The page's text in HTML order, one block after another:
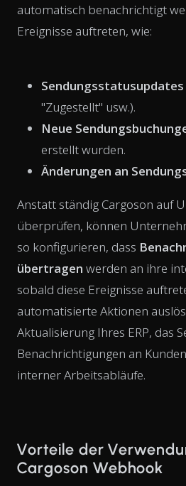
automatisch benachrichtigt
Ereignisse auftreten, wie:
Sendungsstatusupdates
"Zugestellt" usw.).
Neue
erstellt wurden.
Änderungen an
Anstatt ständig Cargoson auf
überprüfen, können
so konfigurieren, dass
übertragen werden an ihre
sobald diese Ereignisse
automatisierte Aktionen
Aktualisierung Ihres ERP, das
Benachrichtigungen an
interner Arbeitsabläufe.
Vorteile der
Cargoson Webhook